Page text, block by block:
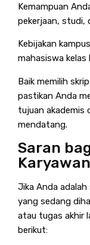
Kemampuan
pekerjaan, studi,
Kebijakan
mahasiswa kelas
Baik memilih
pastikan Anda
tujuan akademis
mendatang.
Saran
Karyawan
Jika Anda
yang sedang
atau tugas akhir
berikut: